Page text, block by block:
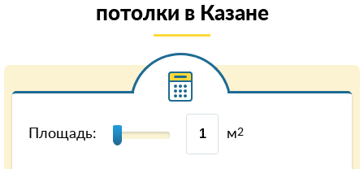
потолки в Казанe
Площадь: м2